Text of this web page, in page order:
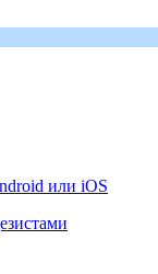
или iOS